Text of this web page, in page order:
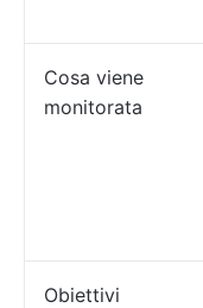
Cosa viene
monitorata
Obiettivi